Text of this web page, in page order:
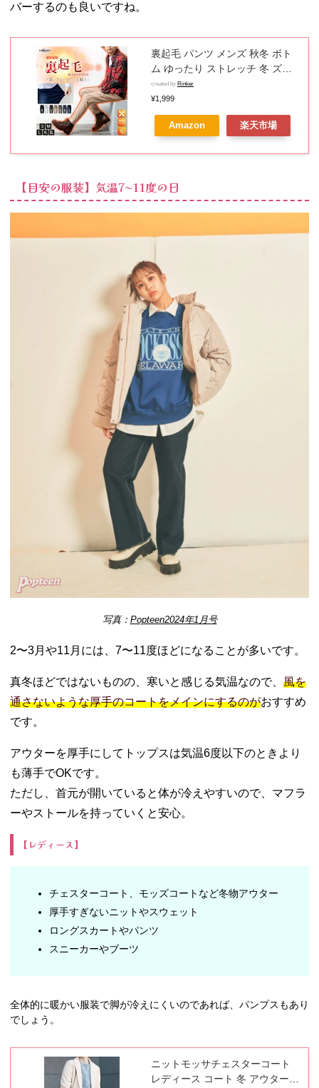
バーするのも良いですね。
裏起毛 パンツ メンズ 秋冬 ボト
ム ゆったり ストレッチ 冬 ズボ
ン 伸縮性 防寒パンツ 暖 無地 シ
ンプル おしゃれ 黒 紺 カーキ ブ
ルー 全7色 冬服 ウエスト調節可
S M L LL XL 3L 大きいサイズ
created by Rinker
¥1,999
Amazon 楽天市場
【目安の服装】気温7〜11度の日
写真： Popteen2024年1月号
2〜3月や11月には、7〜11度ほどになることが多いです。
真冬ほどではないものの、寒いと感じる気温なので、 風を
通さないような厚手のコートをメインにするのがおすすめ
です。
アウターを厚手にしてトップスは気温6度以下のときより
も薄手でOKです。
ただし、首元が開いていると体が冷えやすいので、マフラ
ーやストールを持っていくと安心。
【レディース】
チェスターコート、モッズコートなど冬物アウター
厚手すぎないニットやスウェット
ロングスカートやパンツ
スニーカーやブーツ
全体的に暖かい服装で脚が冷えにくいのであれば、パンプスもあり
でしょう。
ニットモッサチェスターコート
レディース コート 冬 アウター